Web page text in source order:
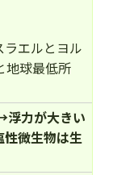
ラエルとヨル
地球最低所
浮力が大きい
性微生物は生